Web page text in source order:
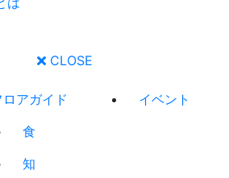
CLOSE
ロアガイド
食
知
イベント